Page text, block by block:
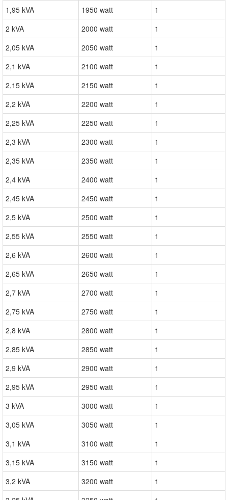
1,95 kVA
1950 watt
1
2 kVA
2000 watt
1
2,05 kVA
2050 watt
1
2,1 kVA
2100 watt
1
2,15 kVA
2150 watt
1
2,2 kVA
2200 watt
1
2,25 kVA
2250 watt
1
2,3 kVA
2300 watt
1
2,35 kVA
2350 watt
1
2,4 kVA
2400 watt
1
2,45 kVA
2450 watt
1
2,5 kVA
2500 watt
1
2,55 kVA
2550 watt
1
2,6 kVA
2600 watt
1
2,65 kVA
2650 watt
1
2,7 kVA
2700 watt
1
2,75 kVA
2750 watt
1
2,8 kVA
2800 watt
1
2,85 kVA
2850 watt
1
2,9 kVA
2900 watt
1
2,95 kVA
2950 watt
1
3 kVA
3000 watt
1
3,05 kVA
3050 watt
1
3,1 kVA
3100 watt
1
3,15 kVA
3150 watt
1
3,2 kVA
3200 watt
1